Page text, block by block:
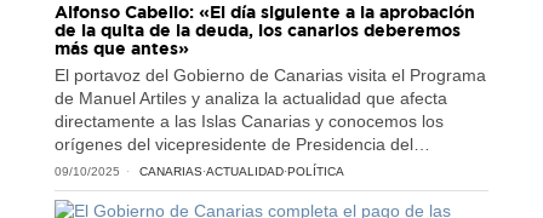
Alfonso Cabello: «El día siguiente a la aprobación
de la quita de la deuda, los canarios deberemos
más que antes»
El portavoz del Gobierno de Canarias visita el Programa
de Manuel Artiles y analiza la actualidad que afecta
directamente a las Islas Canarias y conocemos los
orígenes del vicepresidente de Presidencia del…
09/10/2025 CANARIAS·ACTUALIDAD·POLÍTICA